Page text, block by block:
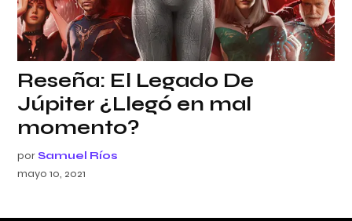
Reseña: El Legado De
Júpiter ¿Llegó en mal
momento?
por Samuel Ríos
mayo 10, 2021